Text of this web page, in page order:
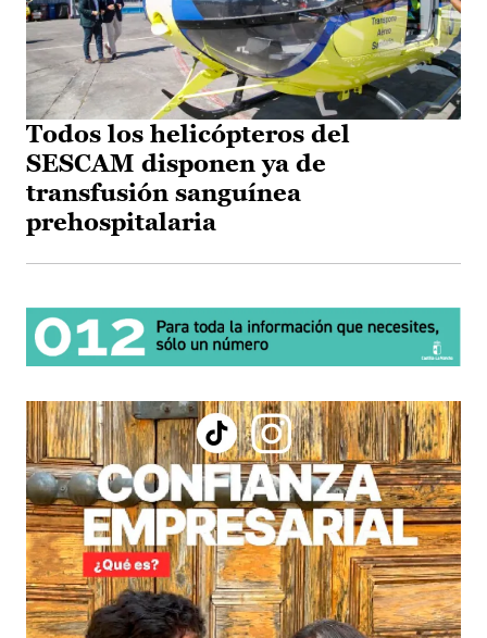
Todos los helicópteros del
SESCAM disponen ya de
transfusión sanguínea
prehospitalaria